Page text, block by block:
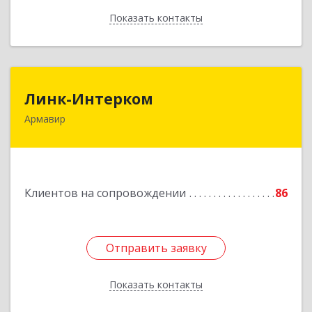
Показать контакты
Назад
Линк-Интерком
Армавир
Клиентов на сопровождении 86
Отправить заявку
Показать контакты
Подробнее
Отправить заявку
Назад